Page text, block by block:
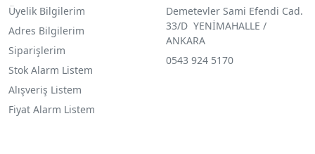
Üyelik Bilgilerim
Adres Bilgilerim
Siparişlerim
Stok Alarm Listem
Alışveriş Listem
Fiyat Alarm Listem
Demetevler Sami Efendi Cad.
33/D YENİMAHALLE /
ANKARA
0543 924 5170